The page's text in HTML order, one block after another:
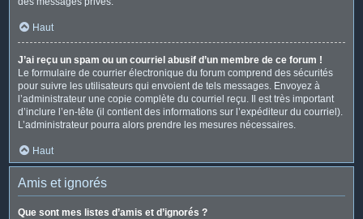
Haut
J’ai reçu un spam ou un courriel abusif d’un membre de ce forum !
Le formulaire de courrier électronique du forum comprend des sécurités
pour suivre les utilisateurs qui envoient de tels messages. Envoyez à
l’administrateur une copie complète du courriel reçu. Il est très important
d’inclure l’en-tête (il contient des informations sur l’expéditeur du courriel).
L’administrateur pourra alors prendre les mesures nécessaires.
Haut
Amis et ignorés
Que sont mes listes d’amis et d’ignorés ?